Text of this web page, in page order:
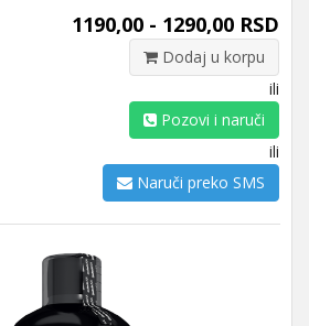
1190,00 - 1290,00 RSD
Dodaj u korpu
ili
Pozovi i naruči
ili
Naruči preko SMS